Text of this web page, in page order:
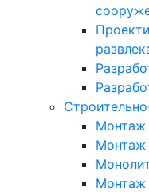
Монтаж
Монтаж
Монтаж